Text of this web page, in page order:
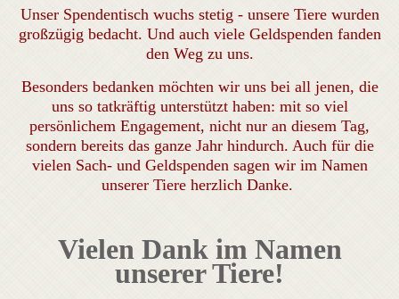
Unser Spendentisch wuchs stetig - unsere Tiere wurden
großzügig bedacht. Und auch viele Geldspenden fanden
den Weg zu uns.
Besonders bedanken möchten wir uns bei all jenen, die
uns so tatkräftig unterstützt haben: mit so viel
persönlichem Engagement, nicht nur an diesem Tag,
sondern bereits das ganze Jahr hindurch. Auch für die
vielen Sach- und Geldspenden sagen wir im Namen
unserer Tiere herzlich Danke.
Vielen Dank im Namen
unserer Tiere!